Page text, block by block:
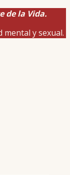
de la Vida.
mental y sexual.